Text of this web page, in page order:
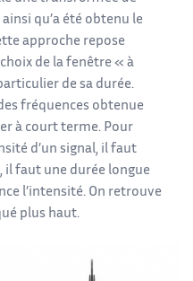
ainsi qu’a été obtenu le
approche repose
de la fenêtre « à
de sa durée.
fréquences obtenue
à court terme. Pour
d’un signal, il faut
il faut une durée longue
l’intensité. On retrouve
plus haut.